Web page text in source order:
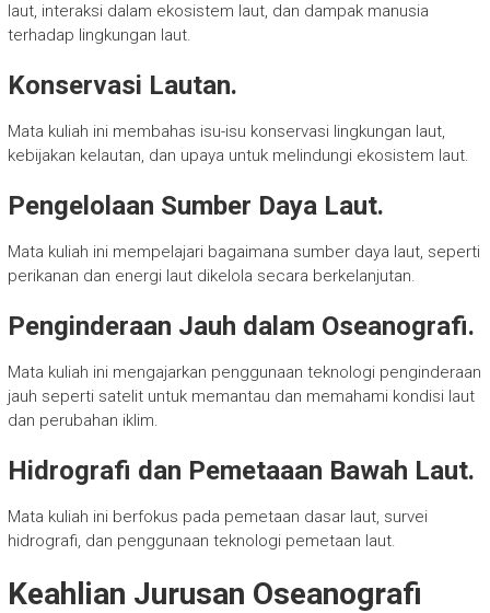
laut, interaksi dalam ekosistem laut, dan dampak manusia
terhadap lingkungan laut.
Konservasi Lautan.
Mata kuliah ini membahas isu-isu konservasi lingkungan laut,
kebijakan kelautan, dan upaya untuk melindungi ekosistem laut.
Pengelolaan Sumber Daya Laut.
Mata kuliah ini mempelajari bagaimana sumber daya laut, seperti
perikanan dan energi laut dikelola secara berkelanjutan.
Penginderaan Jauh dalam Oseanografi.
Mata kuliah ini mengajarkan penggunaan teknologi penginderaan
jauh seperti satelit untuk memantau dan memahami kondisi laut
dan perubahan iklim.
Hidrografi dan Pemetaaan Bawah Laut.
Mata kuliah ini berfokus pada pemetaan dasar laut, survei
hidrografi, dan penggunaan teknologi pemetaan laut.
Keahlian Jurusan Oseanografi